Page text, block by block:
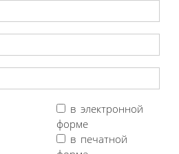
в электронной
форме
в печатной